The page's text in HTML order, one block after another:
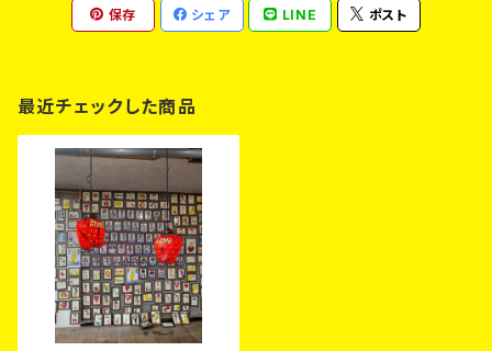
保存 シェア LINE ポスト
最近チェックした商品